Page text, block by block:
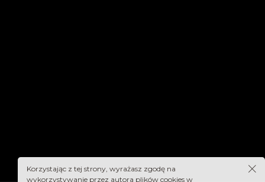
Korzystając z tej strony, wyrażasz zgodę na
wykorzystywanie przez autora plików cookies w